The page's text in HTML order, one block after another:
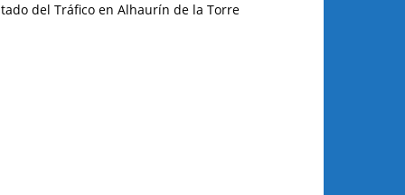
del Tráfico en Alhaurín de la Torre